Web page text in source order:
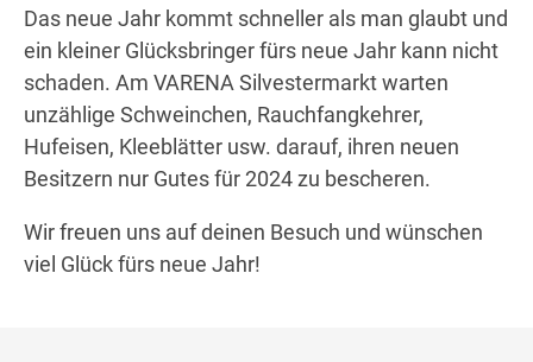
Wegbeschreibung
Das neue Jahr kommt schneller als man glaubt und
ein kleiner Glücksbringer fürs neue Jahr kann nicht
schaden. Am VARENA Silvestermarkt warten
unzählige Schweinchen, Rauchfangkehrer,
Hufeisen, Kleeblätter usw. darauf, ihren neuen
Besitzern nur Gutes für 2024 zu bescheren.
Wir freuen uns auf deinen Besuch und wünschen
viel Glück fürs neue Jahr!